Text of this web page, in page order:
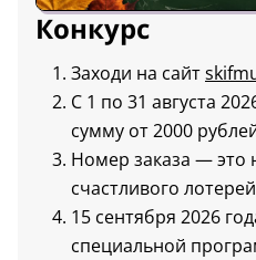
Конкурс
Заходи на сайт
С 1 по 31 августа
сумму от 2000
Номер заказа — это
счастливого
15 сентября 2026
специальной